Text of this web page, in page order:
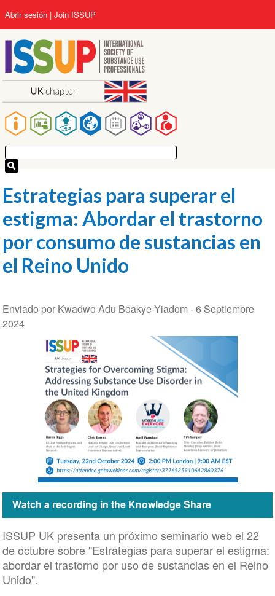
al
contenido
principal
Main
navigation
User
account
menu
Abrir sesión Join ISSUP
Estrategias para superar el
estigma: Abordar el trastorno
por consumo de sustancias en
el Reino Unido
Enviado por Kwadwo Adu Boakye-Yiadom -6 Septiembre
2024
Watch a recording in the Knowledge Share
ISSUP UK presenta un próximo seminario web el 22
de octubre sobre "Estrategias para superar el estigma:
abordar el trastorno por uso de sustancias en el Reino
Unido".